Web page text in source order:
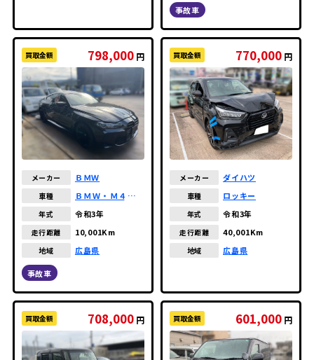
事故車
買取金額 798,000 円
メーカー ＢＭＷ
車種
ＢＭＷ・Ｍ４クー
年式 令和3年
走行距離 10,001Km
地域 広島県
事故車
買取金額 770,000 円
メーカー ダイハツ
車種 ロッキー
年式 令和3年
走行距離 40,001Km
地域 広島県
買取金額 708,000 円 買取金額 601,000 円